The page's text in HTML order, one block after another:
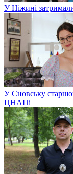
У Ніжині
У Сновську
ЦНАПі